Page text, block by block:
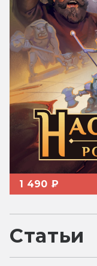
1 490 ₽
Статьи